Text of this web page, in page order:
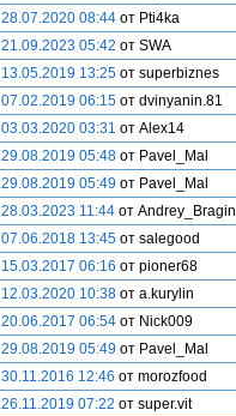
28.07.2020 08:44 от Pti4ka
21.09.2023 05:42 от SWA
13.05.2019 13:25 от superbiznes
07.02.2019 06:15 от dvinyanin.81
03.03.2020 03:31 от Alex14
29.08.2019 05:48 от Pavel_Mal
29.08.2019 05:49 от Pavel_Mal
28.03.2023 11:44 от Andrey_Bragin
07.06.2018 13:45 от salegood
15.03.2017 06:16 от pioner68
12.03.2020 10:38 от a.kurylin
20.06.2017 06:54 от Nick009
29.08.2019 05:49 от Pavel_Mal
30.11.2016 12:46 от morozfood
26.11.2019 07:22 от super.vit